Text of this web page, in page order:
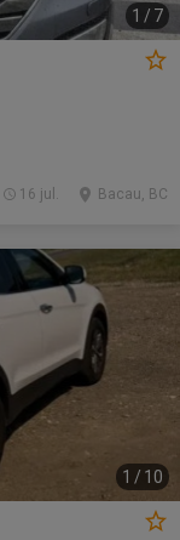
1 / 7
Bacau, BC
16 jul.
1 / 10